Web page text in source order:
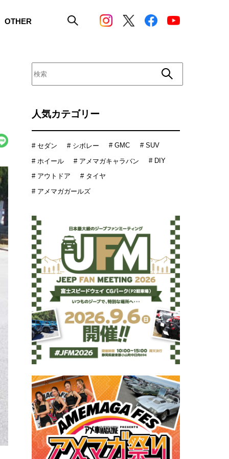
OTHER
人気カテゴリー
# セダン # シボレー # GMC # SUV
# ホイール # アメマガキャラバン # DIY
# アウトドア
# タイヤ
# アメマガガールズ